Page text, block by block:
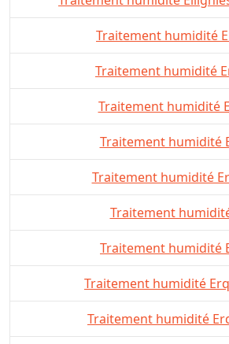
Traitement humidité
Traitement humidité
Traitement humidité
Traitement humidité
Traitement humidité
Traitement
Traitement humidité
Traitement humidité
Traitement humidité